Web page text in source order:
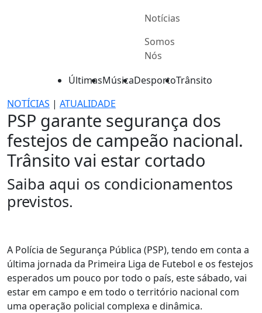
Notícias
Somos
Nós
ÚltimasMúsicaDesportoTrânsito
NOTÍCIAS | ATUALIDADE
PSP garante segurança dos
festejos de campeão nacional.
Trânsito vai estar cortado
Saiba aqui os condicionamentos
previstos.
A Polícia de Segurança Pública (PSP), tendo em conta a
última jornada da Primeira Liga de Futebol e os festejos
esperados um pouco por todo o país, este sábado, vai
estar em campo e em todo o território nacional com
uma operação policial complexa e dinâmica.